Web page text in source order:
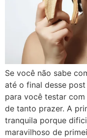
Se você não sabe
até o final desse
para você testar
de tanto prazer. A
tranquila porque
maravilhoso de